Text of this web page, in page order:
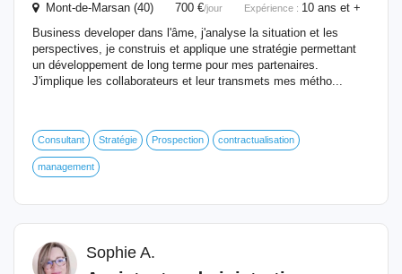
Mont-de-Marsan (40) 700 €/jour Expérience : 10 ans et +
Business developer dans l'âme, j'analyse la situation et les
perspectives, je construis et applique une stratégie permettant
un développement de long terme pour mes partenaires.
J'implique les collaborateurs et leur transmets mes métho...
Consultant Stratégie Prospection contractualisation
management
Sophie A.